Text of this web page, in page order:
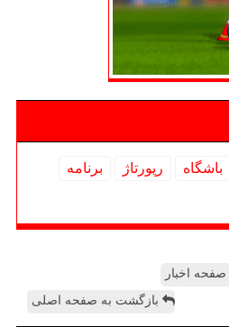
باشگاه رپورتاژ
برنامه
صفحه اخبار
بازگشت به صفحه اصلی